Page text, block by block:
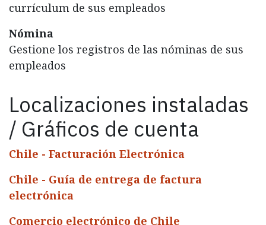
currículum de sus empleados
Nómina
Gestione los registros de las nóminas de sus
empleados
Localizaciones instaladas
/ Gráficos de cuenta
Chile - Facturación Electrónica
Chile - Guía de entrega de factura
electrónica
Comercio electrónico de Chile